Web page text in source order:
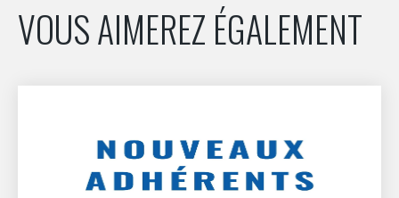
INTERNATIONALISATION
VOUS AIMEREZ ÉGALEMENT